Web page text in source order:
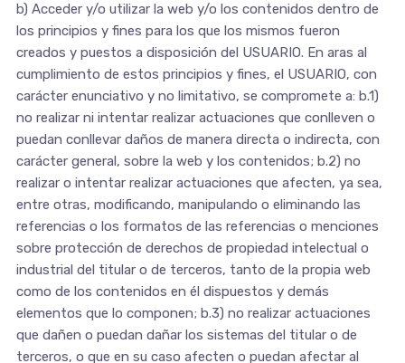
b) Acceder y/o utilizar la web y/o los contenidos dentro de
los principios y fines para los que los mismos fueron
creados y puestos a disposición del USUARIO. En aras al
cumplimiento de estos principios y fines, el USUARIO, con
carácter enunciativo y no limitativo, se compromete a: b.1)
no realizar ni intentar realizar actuaciones que conlleven o
puedan conllevar daños de manera directa o indirecta, con
carácter general, sobre la web y los contenidos; b.2) no
realizar o intentar realizar actuaciones que afecten, ya sea,
entre otras, modificando, manipulando o eliminando las
referencias o los formatos de las referencias o menciones
sobre protección de derechos de propiedad intelectual o
industrial del titular o de terceros, tanto de la propia web
como de los contenidos en él dispuestos y demás
elementos que lo componen; b.3) no realizar actuaciones
que dañen o puedan dañar los sistemas del titular o de
terceros, o que en su caso afecten o puedan afectar al